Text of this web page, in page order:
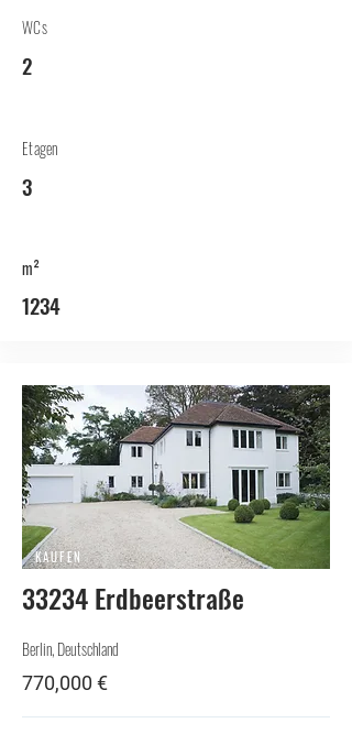
WCs
2
Etagen
3
m²
1234
KAUFEN
33234 Erdbeerstraße
Berlin, Deutschland
770,000 €